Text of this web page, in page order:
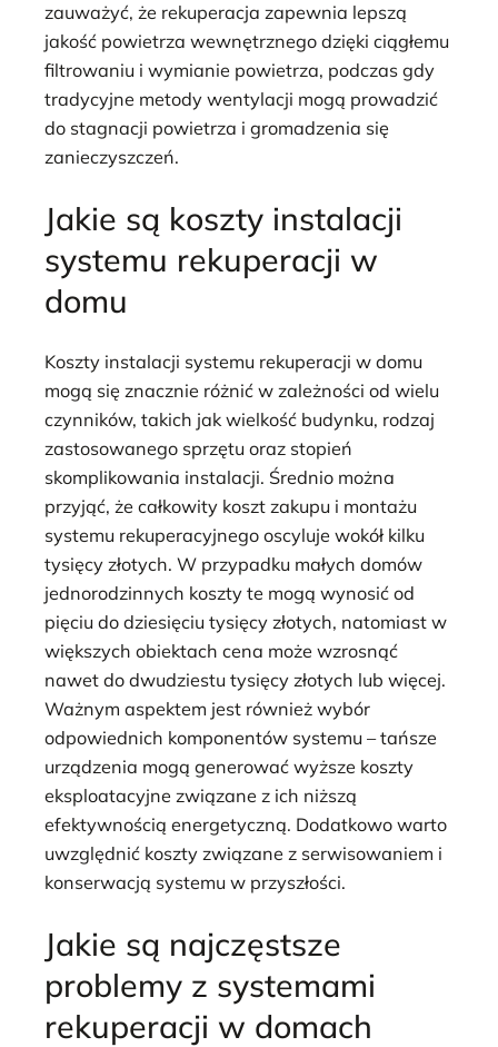
zauważyć, że rekuperacja zapewnia lepszą
jakość powietrza wewnętrznego dzięki ciągłemu
filtrowaniu i wymianie powietrza, podczas gdy
tradycyjne metody wentylacji mogą prowadzić
do stagnacji powietrza i gromadzenia się
zanieczyszczeń.
Jakie są koszty instalacji
systemu rekuperacji w
domu
Koszty instalacji systemu rekuperacji w domu
mogą się znacznie różnić w zależności od wielu
czynników, takich jak wielkość budynku, rodzaj
zastosowanego sprzętu oraz stopień
skomplikowania instalacji. Średnio można
przyjąć, że całkowity koszt zakupu i montażu
systemu rekuperacyjnego oscyluje wokół kilku
tysięcy złotych. W przypadku małych domów
jednorodzinnych koszty te mogą wynosić od
pięciu do dziesięciu tysięcy złotych, natomiast w
większych obiektach cena może wzrosnąć
nawet do dwudziestu tysięcy złotych lub więcej.
Ważnym aspektem jest również wybór
odpowiednich komponentów systemu – tańsze
urządzenia mogą generować wyższe koszty
eksploatacyjne związane z ich niższą
efektywnością energetyczną. Dodatkowo warto
uwzględnić koszty związane z serwisowaniem i
konserwacją systemu w przyszłości.
Jakie są najczęstsze
problemy z systemami
rekuperacji w domach